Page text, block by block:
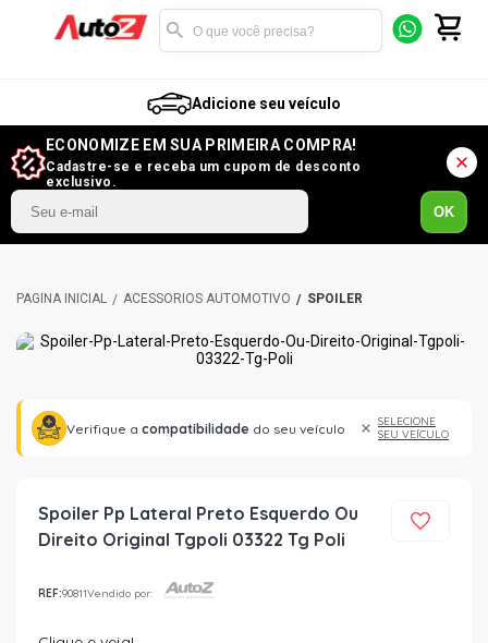
Adicione seu veículo
ECONOMIZE EM SUA PRIMEIRA COMPRA!
Cadastre-se e receba um cupom de desconto
exclusivo.
OK
ACESSÓRIOS AUTOMOTIVO SPOILER
Verifique a compatibilidade do seu veículo
SELECIONE
SEU VEÍCULO
Spoiler Pp Lateral Preto Esquerdo Ou
Direito Original Tgpoli 03322 Tg Poli
REF:90811Vendido por: